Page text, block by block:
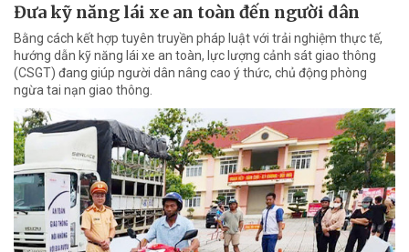
Đưa kỹ năng lái xe an toàn đến người dân
Bằng cách kết hợp tuyên truyền pháp luật với trải nghiệm thực tế,
hướng dẫn kỹ năng lái xe an toàn, lực lượng cảnh sát giao thông
(CSGT) đang giúp người dân nâng cao ý thức, chủ động phòng
ngừa tai nạn giao thông.